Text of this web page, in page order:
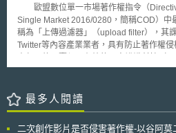
請數量為世界之冠，引起全球關注，美國
年1月13日發布研究報告，指出中國大陸
府補貼或其他非市場因素的影響；其中又以
案件數增長的最大可能原因。而這些非市場
誤導世界對中國大陸創新能力的評估。 在工業設計（Industrial
designs）方面，2019年全球提交136萬件
和家具有關的設計專利比例為全球9.4%，
容器（7.3%）。植物品種（Plant varieties
植物品種申請的三分之一以上。地理標示
actively capture，大意指識別、管理和保
示企業未建立標準化流程或方針以識別營
體管理作法，IAM報導特別著重以下三點： 1.主動監測：僅僅只有25%的受
訪者表示，企業有主動監測營業秘密之產出，
談：即使有相當大比例的營業秘密訴訟源於
是否有納入營業秘密意識訓練的調查上，
表示有做，24%的企業表示沒有做，還有
歐盟數位單一市場著作權指令（
Single Market 2016/0280，簡稱COD）中
稱為「上傳過濾器」（upload filter），其
Twitter等內容產業業者，具有防止著作權侵
technologies）對所有使用者的上傳內容
平臺。 所謂「謎因（Meme）」在牛津字典被定義為「具幽默本質並可
迅速被複製、散布於網路使用者間，且通常
最多人閱讀
二次創作影片是否侵害著作權-以谷阿莫